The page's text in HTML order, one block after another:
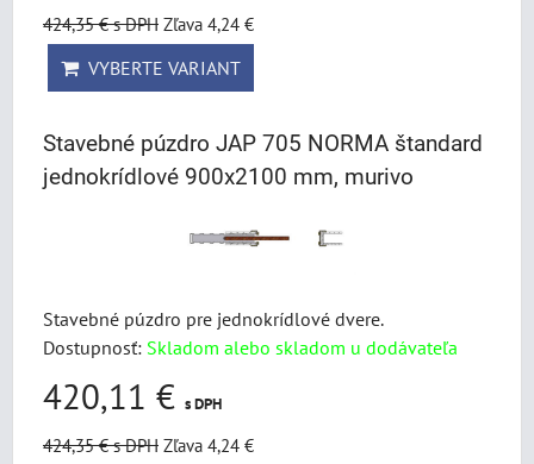
424,35 €s DPH Zľava 4,24 €
VYBERTE VARIANT
Stavebné púzdro JAP 705 NORMA štandard
jednokrídlové 900x2100 mm, murivo
Stavebné púzdro pre jednokrídlové dvere.
Dostupnosť: Skladom alebo skladom u dodávateľa
420,11 € s DPH
424,35 €s DPH Zľava 4,24 €